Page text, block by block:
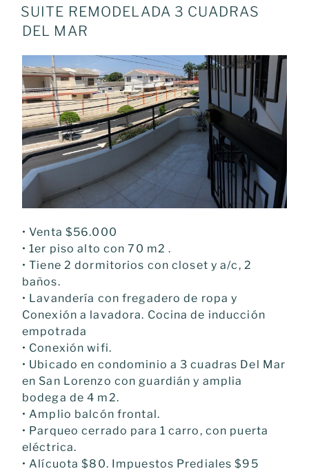
ON
SUITE REMODELADA 3 CUADRAS
DEL MAR
• Venta $56.000
• 1er piso alto con 70 m2 .
• Tiene 2 dormitorios con closet y a/c, 2
baños.
• Lavandería con fregadero de ropa y
Conexión a lavadora. Cocina de inducción
empotrada
• Conexión wifi.
• Ubicado en condominio a 3 cuadras Del Mar
en San Lorenzo con guardián y amplia
bodega de 4 m2.
• Amplio balcón frontal.
• Parqueo cerrado para 1 carro, con puerta
eléctrica.
• Alícuota $80. Impuestos Prediales $95